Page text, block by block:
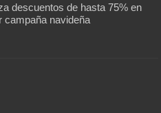
descuentos de hasta 75% en
campaña navideña